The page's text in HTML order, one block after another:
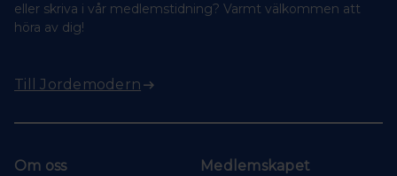
eller skriva i vår medlemstidning? Varmt välkommen att
höra av dig!
Till Jordemodern
Om oss Medlemskapet